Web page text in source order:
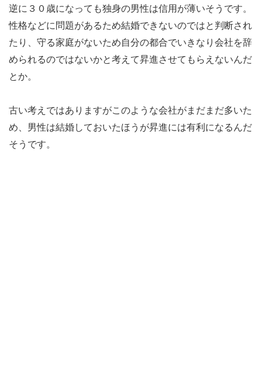
逆に３０歳になっても独身の男性は信用が薄いそうです。
性格などに問題があるため結婚できないのではと判断され
たり、守る家庭がないため自分の都合でいきなり会社を辞
められるのではないかと考えて昇進させてもらえないんだ
とか。
古い考えではありますがこのような会社がまだまだ多いた
め、男性は結婚しておいたほうが昇進には有利になるんだ
そうです。